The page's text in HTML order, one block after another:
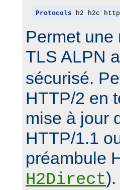
Protocols h2 h2c http
Permet
TLS ALPN
sécurisé.
HTTP/2 en
mise à jour
HTTP/1.1
préambule
H2Direct).